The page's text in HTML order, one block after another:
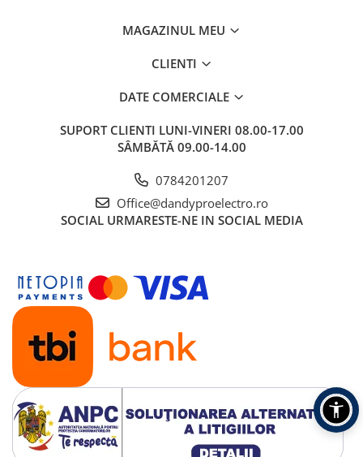
MAGAZINUL MEU
CLIENTI
DATE COMERCIALE
SUPORT CLIENTI LUNI-VINERI 08.00-17.00
SÂMBĂTĂ 09.00-14.00
0784201207
Office@dandyproelectro.ro
SOCIAL URMARESTE-NE IN SOCIAL MEDIA